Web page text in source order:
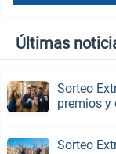
Últimas
Sorteo
premios y
Sorteo